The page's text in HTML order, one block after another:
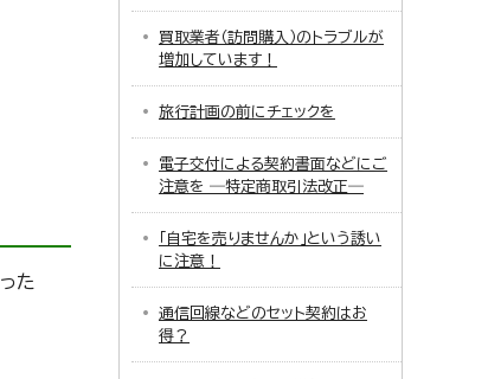
た
買取業者（訪問購入）のトラブルが
増加しています！
旅行計画の前にチェックを
電子交付による契約書面などにご
注意を ―特定商取引法改正―
「自宅を売りませんか」という誘い
に注意！
通信回線などのセット契約はお
得？